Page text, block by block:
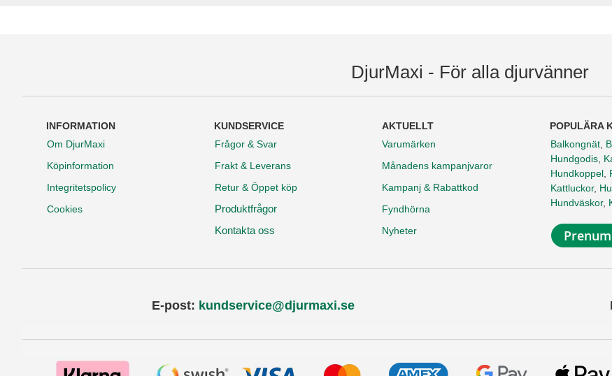
DjurMaxi - För alla djurvänner
INFORMATION
Om DjurMaxi
Köpinformation
Integritetspolicy
Cookies
KUNDSERVICE
Frågor & Svar
Frakt & Leverans
Retur & Öppet köp
Produktfrågor
Kontakta oss
AKTUELLT
Varumärken
Månadens kampanjvaror
Kampanj & Rabattkod
Fyndhörna
Nyheter
POPULÄRA
Balkongnät
Hundgodis
Hundkoppel
Kattluckor,
Hundväskor,
E-post: kundservice@djurmaxi.se